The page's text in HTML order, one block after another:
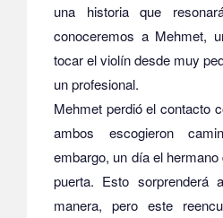
una historia que
conoceremos a Mehmet,
tocar el violín desde muy
un profesional.
Mehmet perdió el contacto
ambos escogieron
embargo, un día el
puerta. Esto sorprenderá
manera, pero este